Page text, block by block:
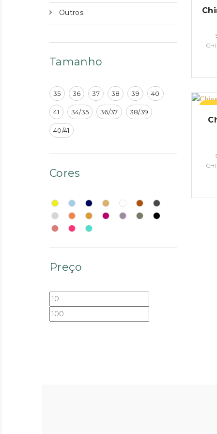
Outros
Tamanho
35 36 37 38 39 40
41 34/35 36/37 38/39
40/41
Cores
Preço
Preço
mínimo
máximo
–26%